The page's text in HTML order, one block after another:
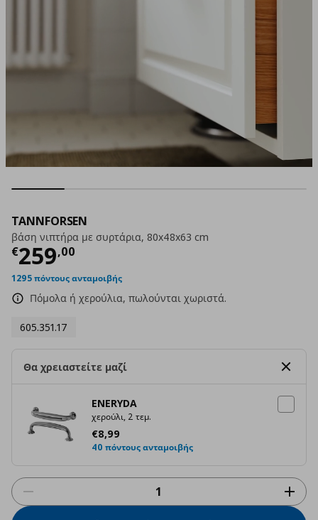
TANNFORSEN
βάση νιπτήρα με συρτάρια, 80x48x63 cm
€259,00
Τρέχουσα τιμή
1295 πόντους ανταμοιβής
Πόμολα ή χερούλια, πωλούνται χωριστά.
605.351.17
Θα χρειαστείτε μαζί
ENERYDA
χερούλι, 2 τεμ.
€8,99
Τρέχουσα τιμή
40 πόντους ανταμοιβής